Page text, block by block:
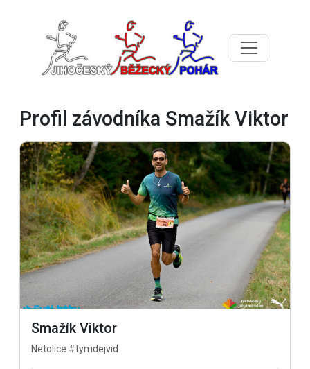
Profil závodníka Smažík Viktor
Smažík Viktor
Netolice #tymdejvid